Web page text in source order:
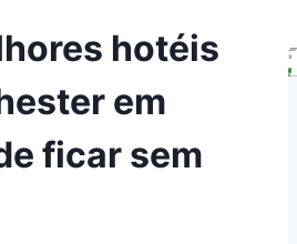
hotéis
em
ficar sem